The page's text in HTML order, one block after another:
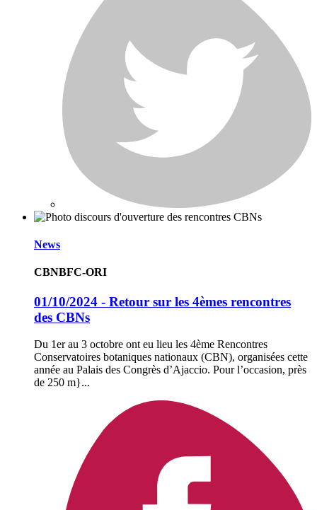
News
CBNBFC-ORI
01/10/2024 - Retour sur les 4èmes rencontres
des CBNs
Du 1er au 3 octobre ont eu lieu les 4ème Rencontres
Conservatoires botaniques nationaux (CBN), organisées cette
année au Palais des Congrès d’Ajaccio. Pour l’occasion, près
de 250 m}...